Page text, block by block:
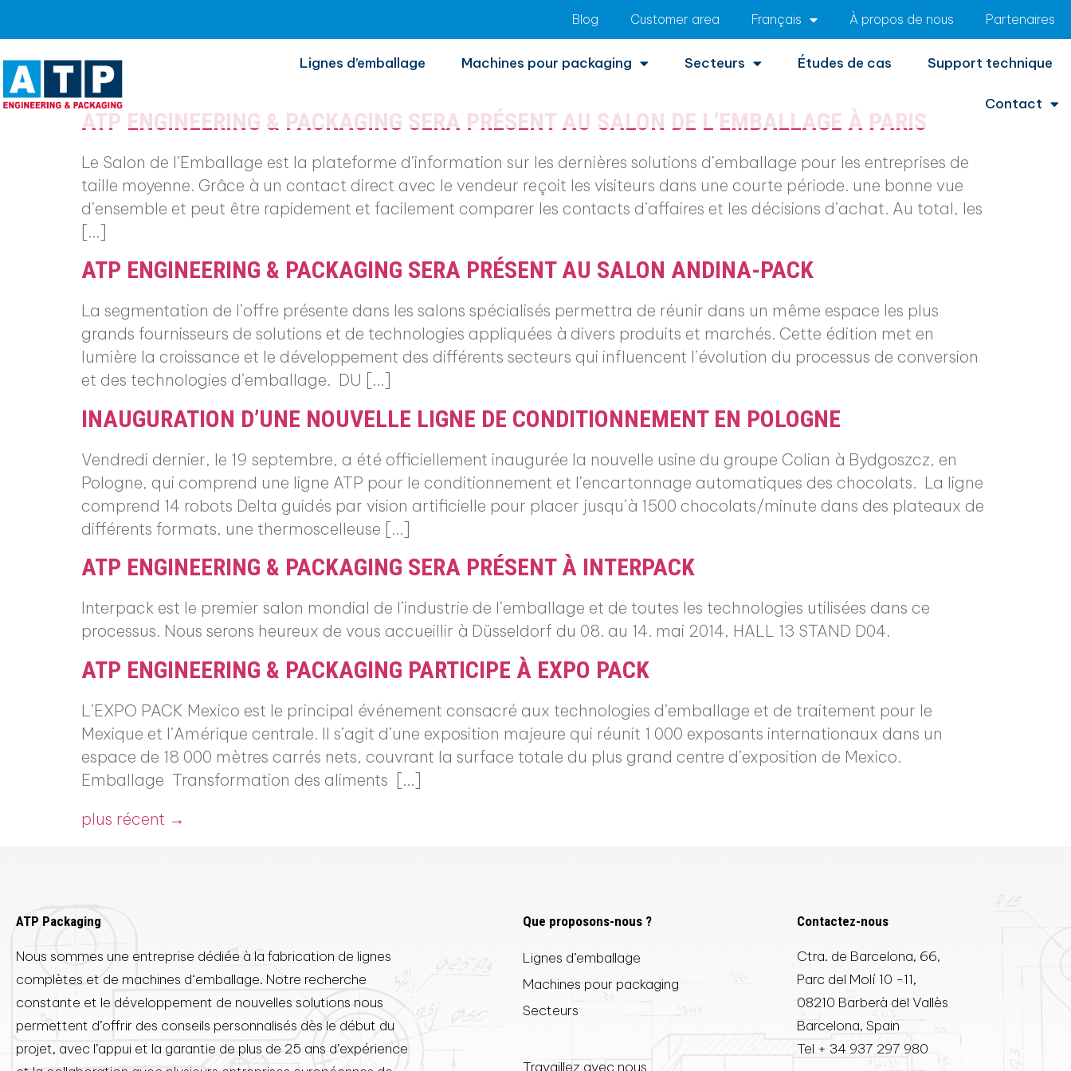
Blog Customer area Français À propos de nous Partenaires
Lignes d’emballage Machines pour packaging Secteurs Études de cas Support technique
Contact
Auteur/autrice :ATP Packaging
ATP ENGINEERING & PACKAGING SERA PRÉSENT AU SALON DE L’EMBALLAGE À PARIS
Le Salon de l’Emballage est la plateforme d’information sur les dernières solutions d’emballage pour les entreprises de
taille moyenne. Grâce à un contact direct avec le vendeur reçoit les visiteurs dans une courte période. une bonne vue
d’ensemble et peut être rapidement et facilement comparer les contacts d’affaires et les décisions d’achat. Au total, les
[…]
ATP ENGINEERING & PACKAGING SERA PRÉSENT AU SALON ANDINA-PACK
La segmentation de l’offre présente dans les salons spécialisés permettra de réunir dans un même espace les plus
grands fournisseurs de solutions et de technologies appliquées à divers produits et marchés. Cette édition met en
lumière la croissance et le développement des différents secteurs qui influencent l’évolution du processus de conversion
et des technologies d’emballage. DU […]
INAUGURATION D’UNE NOUVELLE LIGNE DE CONDITIONNEMENT EN POLOGNE
Vendredi dernier, le 19 septembre, a été officiellement inaugurée la nouvelle usine du groupe Colian à Bydgoszcz, en
Pologne, qui comprend une ligne ATP pour le conditionnement et l’encartonnage automatiques des chocolats. La ligne
comprend 14 robots Delta guidés par vision artificielle pour placer jusqu’à 1500 chocolats/minute dans des plateaux de
différents formats, une thermoscelleuse […]
ATP ENGINEERING & PACKAGING SERA PRÉSENT À INTERPACK
Interpack est le premier salon mondial de l’industrie de l’emballage et de toutes les technologies utilisées dans ce
processus. Nous serons heureux de vous accueillir à Düsseldorf du 08. au 14. mai 2014, HALL 13 STAND D04.
ATP ENGINEERING & PACKAGING PARTICIPE À EXPO PACK
L’EXPO PACK Mexico est le principal événement consacré aux technologies d’emballage et de traitement pour le
Mexique et l’Amérique centrale. Il s’agit d’une exposition majeure qui réunit 1 000 exposants internationaux dans un
espace de 18 000 mètres carrés nets, couvrant la surface totale du plus grand centre d’exposition de Mexico.
Emballage Transformation des aliments […]
plus récent →
ATP Packaging
Nous sommes une entreprise dédiée à la fabrication de lignes
complètes et de machines d‘emballage. Notre recherche
constante et le développement de nouvelles solutions nous
permettent d’offrir des conseils personnalisés dès le début du
projet, avec l’appui et la garantie de plus de 25 ans d’expérience
Que proposons-nous ?
Lignes d’emballage
Machines pour packaging
Secteurs
Travaillez avec nous
Contactez-nous
Ctra. de Barcelona, 66,
Parc del Molí 10 -11,
08210 Barberà del Vallès
Barcelona, Spain
Tel + 34 937 297 980